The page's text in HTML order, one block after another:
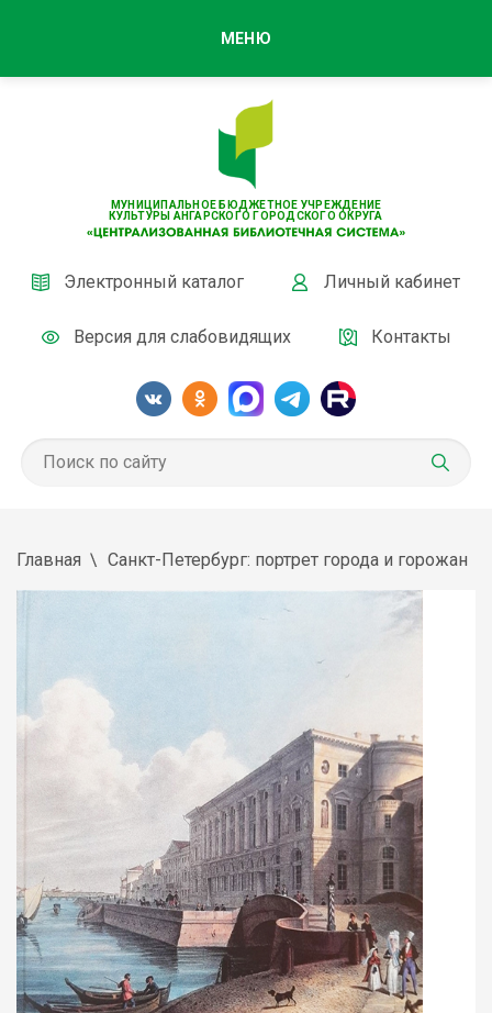
МУНИЦИПАЛЬНОЕ БЮДЖЕТНОЕ УЧРЕЖДЕНИЕ
КУЛЬТУРЫ АНГАРСКОГО ГОРОДСКОГО ОКРУГА
Электронный каталог Личный кабинет
Версия для слабовидящих Контакты
МЕНЮ
Главная Санкт-Петербург: портрет города и горожан